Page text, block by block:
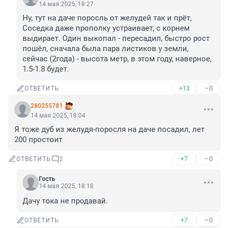
14 мая 2025, 18:27
Ну, тут на даче поросль от желудей так и прёт,
Соседка даже прополку устраивает, с корнем
выдирает. Один выкопал - пересадил, быстро рост
пошёл, сначала была пара листиков у земли,
сейчас (2года) - высота метр, в этом году, наверное,
1.5-1.8 будет.
ОТВЕТИТЬ +13 –0
280255781
14 мая 2025, 18:04
Я тоже дуб из желудя-поросля на даче посадил, лет
200 простоит
ОТВЕТИТЬ 2 +7 –0
Гость
14 мая 2025, 18:18
Дачу тока не продавай.
ОТВЕТИТЬ +7 –0